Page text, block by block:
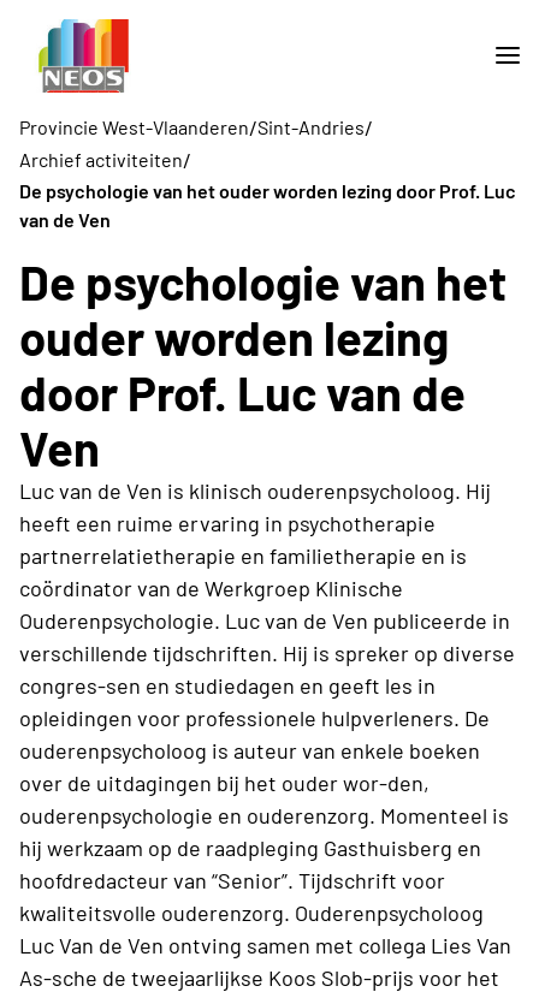
Provincie West-Vlaanderen/Sint-Andries/
Archief activiteiten/
De psychologie van het ouder worden lezing door Prof. Luc
van de Ven
De psychologie van het
ouder worden lezing
door Prof. Luc van de
Ven
Luc van de Ven is klinisch ouderenpsycholoog. Hij
heeft een ruime ervaring in psychotherapie
partnerrelatietherapie en familietherapie en is
coördinator van de Werkgroep Klinische
Ouderenpsychologie. Luc van de Ven publiceerde in
verschillende tijdschriften. Hij is spreker op diverse
congres-sen en studiedagen en geeft les in
opleidingen voor professionele hulpverleners. De
ouderenpsycholoog is auteur van enkele boeken
over de uitdagingen bij het ouder wor-den,
ouderenpsychologie en ouderenzorg. Momenteel is
hij werkzaam op de raadpleging Gasthuisberg en
hoofdredacteur van “Senior”. Tijdschrift voor
kwaliteitsvolle ouderenzorg. Ouderenpsycholoog
Luc Van de Ven ontving samen met collega Lies Van
As-sche de tweejaarlijkse Koos Slob-prijs voor het